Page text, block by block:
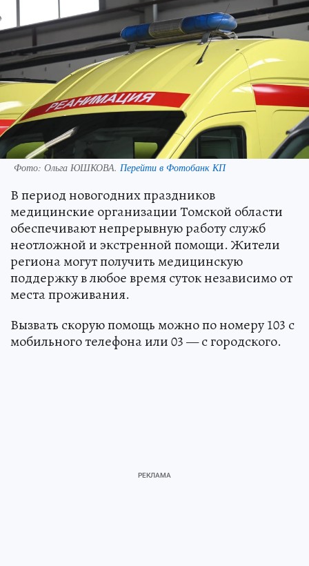
Фото: Ольга ЮШКОВА. Перейти в Фотобанк КП
В период новогодних праздников
медицинские организации Томской области
обеспечивают непрерывную работу служб
неотложной и экстренной помощи. Жители
региона могут получить медицинскую
поддержку в любое время суток независимо от
места проживания.
Вызвать скорую помощь можно по номеру 103 с
мобильного телефона или 03 — с городского.